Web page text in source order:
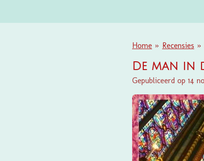
Home » Recensies »
De man in
Gepubliceerd op 14